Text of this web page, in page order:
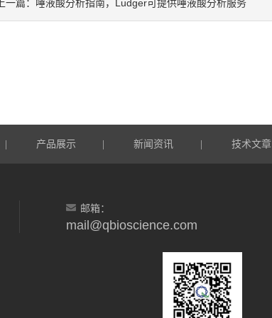
上一篇： 唾液酸分析指南，Ludger可提供唾液酸分析服务
产品展示 新闻资讯 技术文章
邮箱：
mail@qbioscience.com